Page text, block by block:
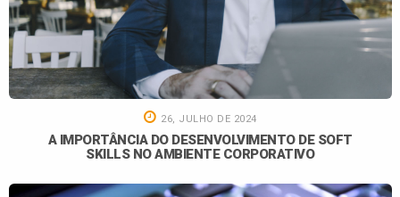
26, JULHO DE 2024
A IMPORTÂNCIA DO DESENVOLVIMENTO DE SOFT
SKILLS NO AMBIENTE CORPORATIVO